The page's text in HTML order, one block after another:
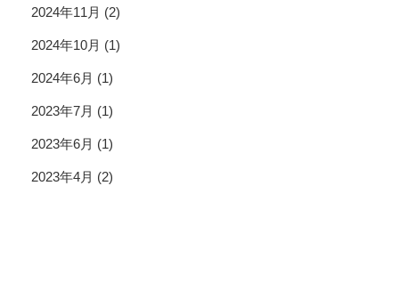
2024年11月 (2)
2024年10月 (1)
2024年6月 (1)
2023年7月 (1)
2023年6月 (1)
2023年4月 (2)